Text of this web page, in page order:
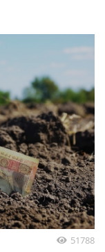
51788